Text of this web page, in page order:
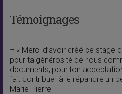
Témoignages
– « Merci d’avoir créé ce stage
pour ta générosité de nous
documents, pour ton
fait contribuer à le répandre un
Marie-Pierre.